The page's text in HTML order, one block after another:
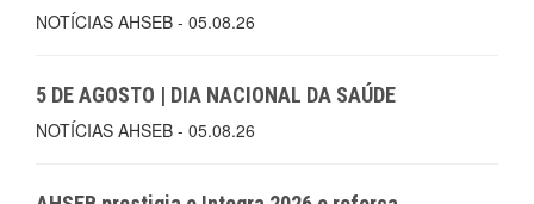
NOTÍCIAS AHSEB - 05.08.26
5 DE AGOSTO | DIA NACIONAL DA SAÚDE
NOTÍCIAS AHSEB - 05.08.26